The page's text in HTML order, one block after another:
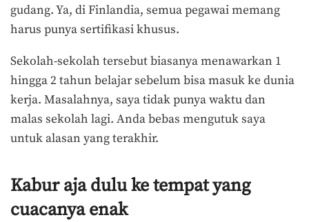
gudang. Ya, di Finlandia, semua pegawai memang
harus punya sertifikasi khusus.
Sekolah-sekolah tersebut biasanya menawarkan 1
hingga 2 tahun belajar sebelum bisa masuk ke dunia
kerja. Masalahnya, saya tidak punya waktu dan
malas sekolah lagi. Anda bebas mengutuk saya
untuk alasan yang terakhir.
Kabur aja dulu ke tempat yang
cuacanya enak